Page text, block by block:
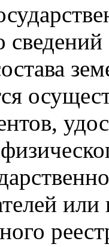
или